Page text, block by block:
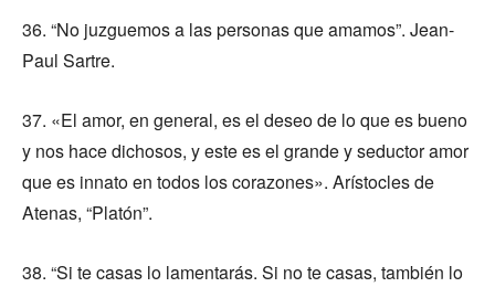
36. “No juzguemos a las personas que amamos”. Jean-
Paul Sartre.
37. «El amor, en general, es el deseo de lo que es bueno
y nos hace dichosos, y este es el grande y seductor amor
que es innato en todos los corazones». Arístocles de
Atenas, “Platón”.
38. “Si te casas lo lamentarás. Si no te casas, también lo